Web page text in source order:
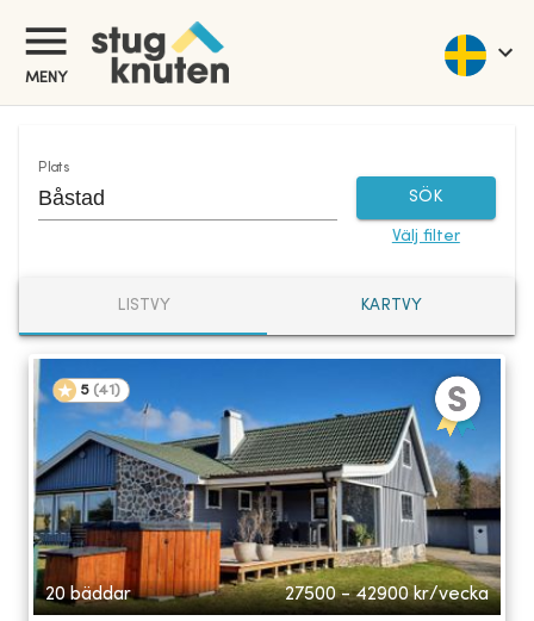
MENY
Plats
SÖK
Välj filter
LISTVY KARTVY
5 (41 )
20 bäddar 27500 - 42900 kr/vecka